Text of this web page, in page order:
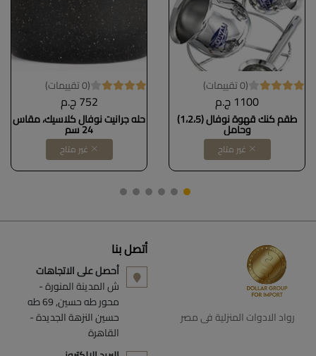
(0 تقييمات)
1100 ج.م
طقم كنك قهوة نوفال (1،2،5)
وحامل
غير متاح
(0 تقييمات)
752 ج.م
حله جرانيت نوفال كلاسيك، مقاس
24 سم
غير متاح
رواد الادوات المنزلية فى مصر
أتصل بنا
أحصل على الاتجاهات
ش المدينة المنورة -
محور طه حسين, 69 طه
حسين النزهة الجديدة -
القاهرة